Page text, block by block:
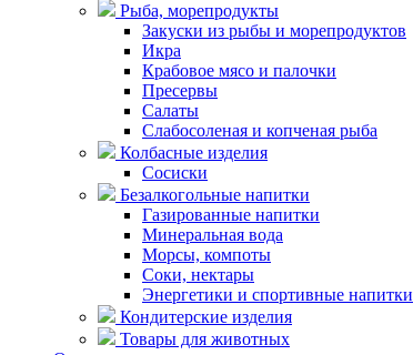
Рыба, морепродукты
Закуски из рыбы и морепродуктов
Икра
Крабовое мясо и палочки
Пресервы
Салаты
Слабосоленая и копченая рыба
Колбасные изделия
Сосиски
Безалкогольные напитки
Газированные напитки
Минеральная вода
Морсы, компоты
Соки, нектары
Энергетики и спортивные напитки
Кондитерские изделия
Товары для животных